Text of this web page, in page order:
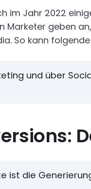
im Jahr 2022
Marketer geben
So kann
und über
ist die